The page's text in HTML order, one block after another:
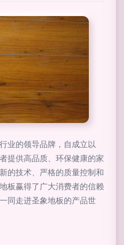
业的领导品牌，自成立以
提供高品质、环保健康的家
的技术、严格的质量控制和
板赢得了广大消费者的信赖
同走进圣象地板的产品世